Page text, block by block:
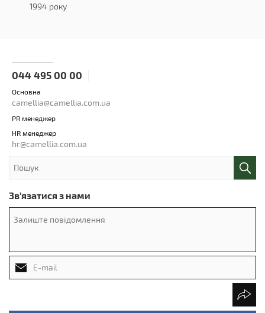
1994 року
044 495 00 00
Основна
camellia@camellia.com.ua
PR менеджер
HR менеджер
hr@camellia.com.ua
Зв'язатися з нами